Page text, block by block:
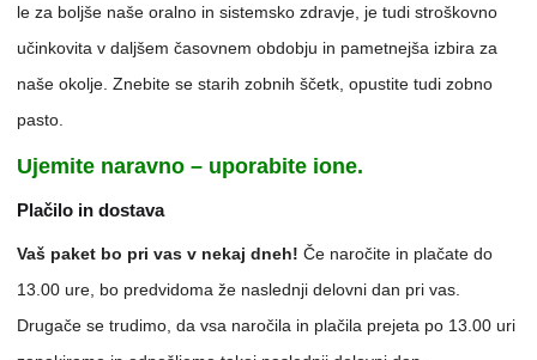
le za boljše naše oralno in sistemsko zdravje, je tudi stroškovno
učinkovita v daljšem časovnem obdobju in pametnejša izbira za
naše okolje. Znebite se starih zobnih ščetk, opustite tudi zobno
pasto.
Ujemite naravno – uporabite ione.
Plačilo in dostava
Vaš paket bo pri vas v nekaj dneh! Če naročite in plačate do
13.00 ure, bo predvidoma že naslednji delovni dan pri vas.
Drugače se trudimo, da vsa naročila in plačila prejeta po 13.00 uri